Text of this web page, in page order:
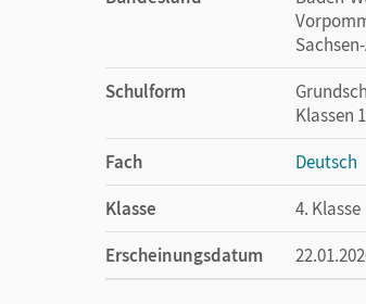
Schulform
Klassen
Fach
Deutsch
Klasse
4. Klasse
Erscheinungsdatum